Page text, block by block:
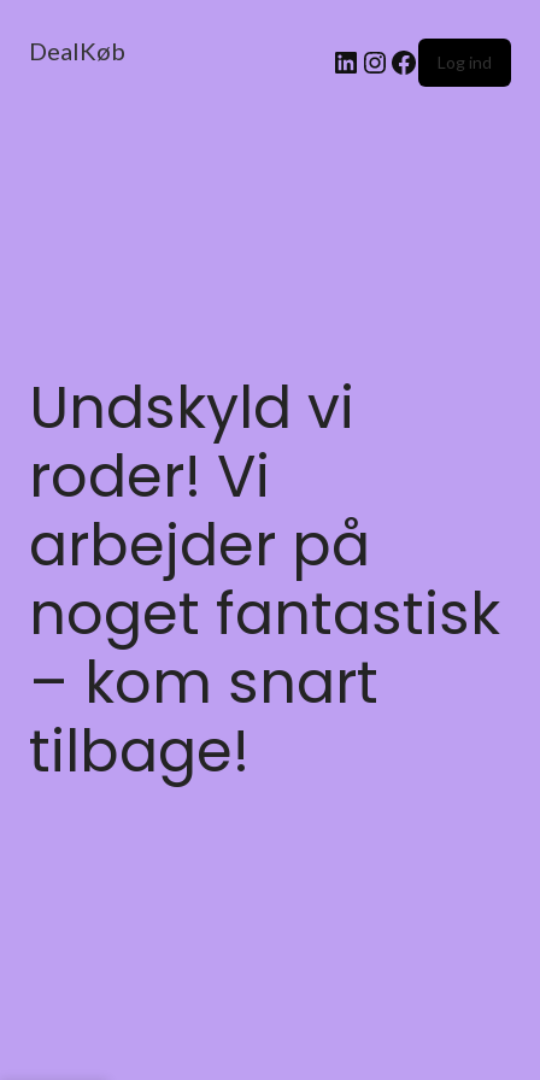
DealKøb Log ind
Undskyld vi
roder! Vi
arbejder på
noget fantastisk
– kom snart
tilbage!